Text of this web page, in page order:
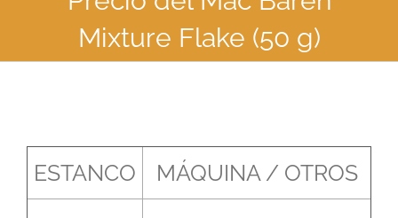
Mixture Flake (50 g)
ESTANCO MÁQUINA / OTROS